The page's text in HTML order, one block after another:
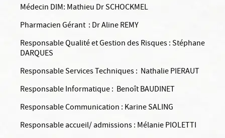
Médecin DIM: Mathieu Dr SCHOCKMEL
Pharmacien Gérant : DrAline REMY
Responsable Qualité et Gestion des Risques :Stéphane
DARQUES
Responsable Services Techniques : Nathalie PIERAUT
Responsable Informatique : Benoît BAUDINET
Responsable Communication : Karine SALING
Responsable accueil/ admissions : Mélanie PIOLETTI